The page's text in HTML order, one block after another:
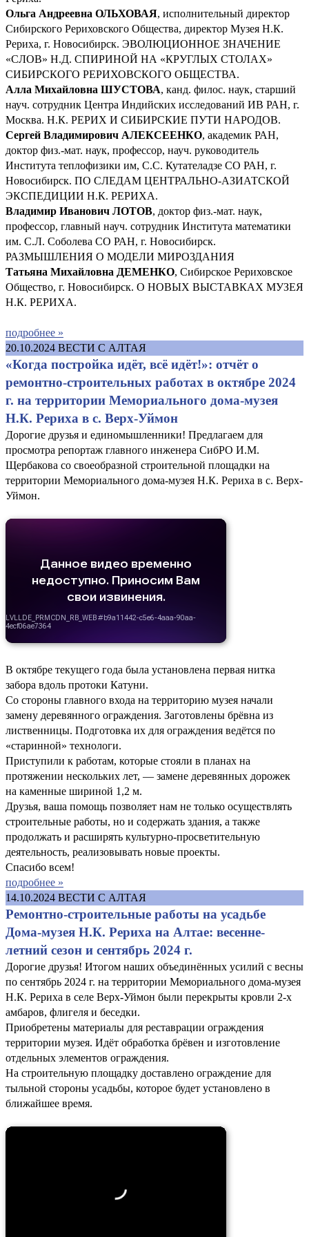
Ольга Андреевна ОЛЬХОВАЯ, исполнительный директор
Сибирского Рериховского Общества, директор Музея Н.К.
Рериха, г. Новосибирск. ЭВОЛЮЦИОННОЕ ЗНАЧЕНИЕ
«СЛОВ» Н.Д. СПИРИНОЙ НА «КРУГЛЫХ СТОЛАХ»
СИБИРСКОГО РЕРИХОВСКОГО ОБЩЕСТВА.
Алла Михайловна ШУСТОВА, канд. филос. наук, старший
науч. сотрудник Центра Индийских исследований ИВ РАН, г.
Москва. Н.К. РЕРИХ И СИБИРСКИЕ ПУТИ НАРОДОВ.
Сергей Владимирович АЛЕКСЕЕНКО, академик РАН,
доктор физ.-мат. наук, профессор, науч. руководитель
Института теплофизики им, С.С. Кутателадзе СО РАН, г.
Новосибирск. ПО СЛЕДАМ ЦЕНТРАЛЬНО-АЗИАТСКОЙ
ЭКСПЕДИЦИИ Н.К. РЕРИХА.
Владимир Иванович ЛОТОВ, доктор физ.-мат. наук,
профессор, главный науч. сотрудник Института математики
им. С.Л. Соболева СО РАН, г. Новосибирск.
РАЗМЫШЛЕНИЯ О МОДЕЛИ МИРОЗДАНИЯ
Татьяна Михайловна ДЕМЕНКО, Сибирское Рериховское
Общество, г. Новосибирск. О НОВЫХ ВЫСТАВКАХ МУЗЕЯ
Н.К. РЕРИХА.
подробнее »
20.10.2024 ВЕСТИ С АЛТАЯ
«Когда постройка идёт, всё идёт!»: отчёт о
ремонтно-строительных работах в октябре 2024
г. на территории Мемориального дома-музея
Н.К. Рериха в с. Верх-Уймон
Дорогие друзья и единомышленники! Предлагаем для
просмотра репортаж главного инженера СибРО И.М.
Щербакова со своеобразной строительной площадки на
территории Мемориального дома-музея Н.К. Рериха в с. Верх-
Уймон.
В октябре текущего года была установлена первая нитка
забора вдоль протоки Катуни.
Со стороны главного входа на территорию музея начали
замену деревянного ограждения. Заготовлены брёвна из
лиственницы. Подготовка их для ограждения ведётся по
«старинной» технологи.
Приступили к работам, которые стояли в планах на
протяжении нескольких лет, — замене деревянных дорожек
на каменные шириной 1,2 м.
Друзья, ваша помощь позволяет нам не только осуществлять
строительные работы, но и содержать здания, а также
продолжать и расширять культурно-просветительную
деятельность, реализовывать новые проекты.
Спасибо всем!
подробнее »
14.10.2024 ВЕСТИ С АЛТАЯ
Ремонтно-строительные работы на усадьбе
Дома-музея Н.К. Рериха на Алтае: весенне-
летний сезон и сентябрь 2024 г.
Дорогие друзья! Итогом наших объединённых усилий с весны
по сентябрь 2024 г. на территории Мемориального дома-музея
Н.К. Рериха в селе Верх-Уймон были перекрыты кровли 2-х
амбаров, флигеля и беседки.
Приобретены материалы для реставрации ограждения
территории музея. Идёт обработка брёвен и изготовление
отдельных элементов ограждения.
На строительную площадку доставлено ограждение для
тыльной стороны усадьбы, которое будет установлено в
ближайшее время.